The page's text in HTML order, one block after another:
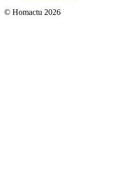
© Homactu 2026